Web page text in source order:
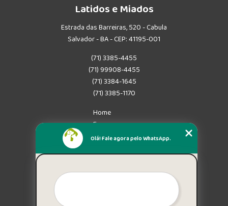
Latidos e Miados
Estrada das Barreiras, 520 - Cabula
Salvador - BA - CEP: 41195-001
(71) 3385-4455
(71) 99908-4455
(71) 3384-1645
(71) 3385-1170
Home
Empresa
Missão
Mapa do site
Olá! Fale agora pelo WhatsApp.